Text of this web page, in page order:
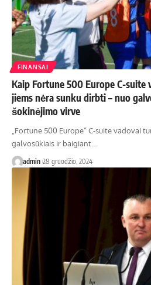
FINANSAI
Kaip Fortune 500 Europe C-
jiems nėra sunku dirbti – nuo
šokinėjimo virve
„Fortune 500 Europe“ C-suite vadovai
galvosūkiais ir baigiant…
admin 28 gruodžio, 2024